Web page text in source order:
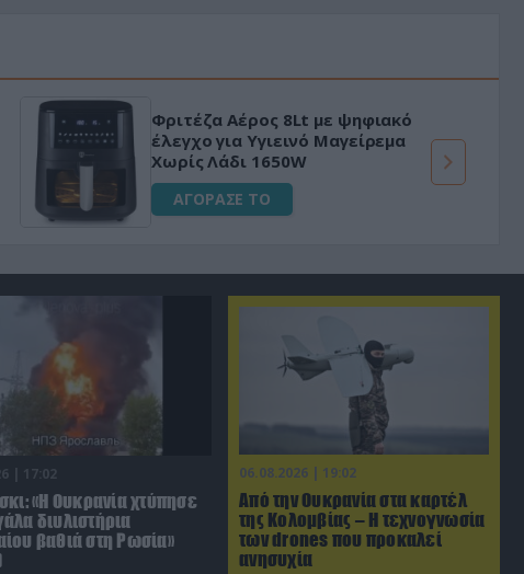
Φριτέζα Αέρος 8Lt με ψηφιακό
έλεγχο για Υγιεινό Μαγείρεμα
Χωρίς Λάδι 1650W
ΑΓΟΡΑΣΕ ΤΟ
06.08.2026 | 19:02
Από την Ουκρανία στα καρτέλ
της Κολομβίας – Η τεχνογνωσία
των drones που προκαλεί
ανησυχία
| 17:02
«Η Ουκρανία χτύπησε
διυλιστήρια
βαθιά στη Ρωσία»